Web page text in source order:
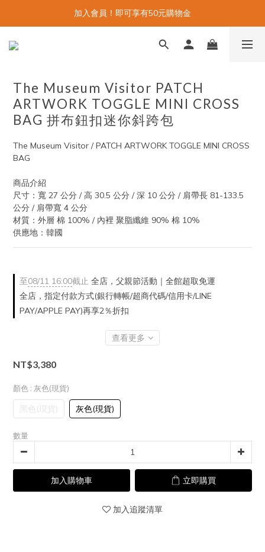
加入會員！即可享有50元購物金
The Museum Visitor PATCH
ARTWORK TOGGLE MINI CROSS
BAG 拼布鈕扣迷你斜跨包
The Museum Visitor / PATCH ARTWORK TOGGLE MINI CROSS
BAG
商品介紹
尺寸：寬 27 公分 / 高 30.5 公分 / 深 10 公分 / 肩帶長 81-133.5
公分 / 肩帶寬 4 公分
材質：外層 棉 100% / 內裡 聚脂纖維 90% 棉 10%
供應地：韓國
至08/11 16:00截止 全店，父親節活動｜全館超取免運
全店，指定付款方式(銀行轉帳/超商代碼/信用卡/LINE
PAY/APPLE PAY)再享2％折扣
查看更多
NT$3,380
顏色 : 灰色(現貨)
黑色(現貨) 灰色(現貨)
數量
加入購物車 立即購買
加入追蹤清單